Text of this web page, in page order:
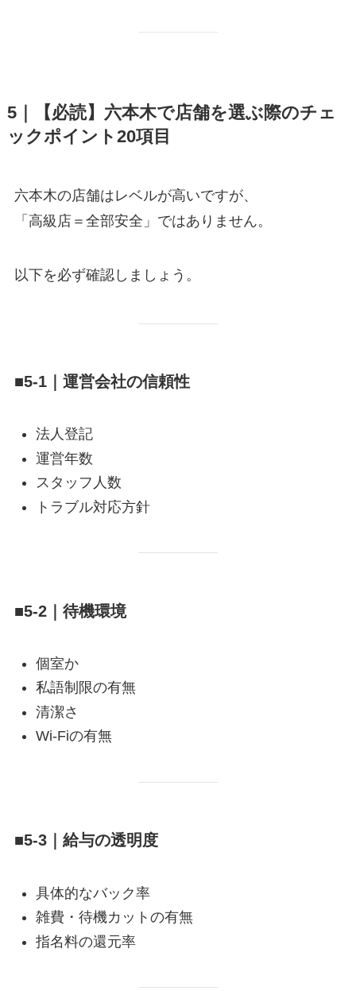
5｜【必読】六本木で店舗を選ぶ際のチェ
ックポイント20項目
六本木の店舗はレベルが高いですが、
「高級店＝全部安全」ではありません。
以下を必ず確認しましょう。
■5-1｜運営会社の信頼性
法人登記
運営年数
スタッフ人数
トラブル対応方針
■5-2｜待機環境
個室か
私語制限の有無
清潔さ
Wi-Fiの有無
■5-3｜給与の透明度
具体的なバック率
雑費・待機カットの有無
指名料の還元率